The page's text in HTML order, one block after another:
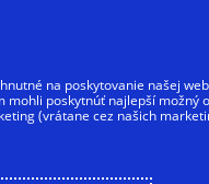
na poskytovanie našej
poskytnúť najlepší možný
(vrátane cez našich